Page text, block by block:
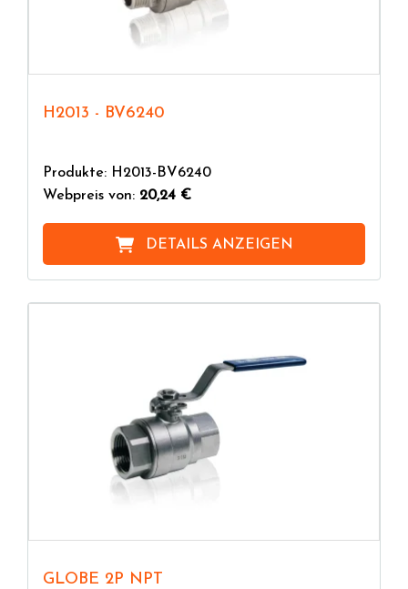
H2013 - BV6240
Produkte: H2013-BV6240
Webpreis von: 20,24 €
DETAILS ANZEIGEN
GLOBE 2P NPT